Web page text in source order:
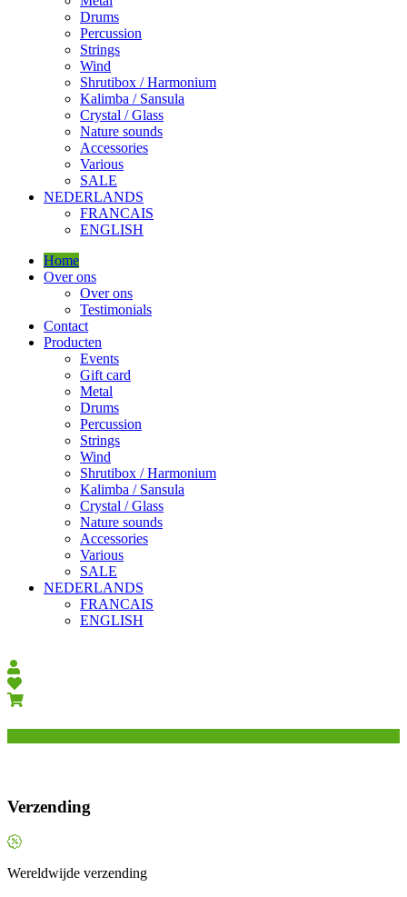
Drums
Percussion
Strings
Wind
Shrutibox / Harmonium
Kalimba / Sansula
Crystal / Glass
Nature sounds
Accessories
Various
SALE
NEDERLANDS
FRANCAIS
ENGLISH
Home
Over ons
Over ons
Testimonials
Contact
Producten
Events
Gift card
Metal
Drums
Percussion
Strings
Wind
Shrutibox / Harmonium
Kalimba / Sansula
Crystal / Glass
Nature sounds
Accessories
Various
SALE
NEDERLANDS
FRANCAIS
ENGLISH
Verzending
Wereldwijde verzending